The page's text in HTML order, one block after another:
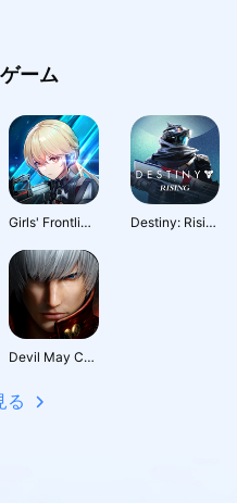
ーム
Girls' Frontline: Fire Control Destiny: Rising
Devil May Cry: Peak of Combat
る